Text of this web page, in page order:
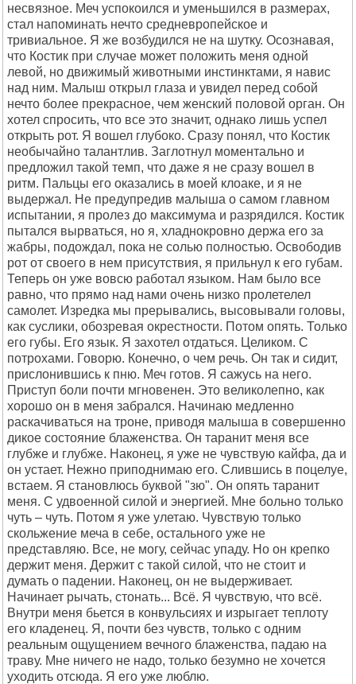
несвязное. Меч успокоился и уменьшился в размерах,
стал напоминать нечто средневропейское и
тривиальное. Я же возбудился не на шутку. Осознавая,
что Костик при случае может положить меня одной
левой, но движимый животными инстинктами, я навис
над ним. Малыш открыл глаза и увидел перед собой
нечто более прекрасное, чем женский половой орган. Он
хотел спросить, что все это значит, однако лишь успел
открыть рот. Я вошел глубоко. Сразу понял, что Костик
необычайно талантлив. Заглотнул моментально и
предложил такой темп, что даже я не сразу вошел в
ритм. Пальцы его оказались в моей клоаке, и я не
выдержал. Не предупредив малыша о самом главном
испытании, я пролез до максимума и разрядился. Костик
пытался вырваться, но я, хладнокровно держа его за
жабры, подождал, пока не солью полностью. Освободив
рот от своего в нем присутствия, я прильнул к его губам.
Теперь он уже вовсю работал языком. Нам было все
равно, что прямо над нами очень низко пролетелел
самолет. Изредка мы прерывались, высовывали головы,
как суслики, обозревая окрестности. Потом опять. Только
его губы. Его язык. Я захотел отдаться. Целиком. С
потрохами. Говорю. Конечно, о чем речь. Он так и сидит,
прислонившись к пню. Меч готов. Я сажусь на него.
Приступ боли почти мгновенен. Это великолепно, как
хорошо он в меня забрался. Начинаю медленно
раскачиваться на троне, приводя малыша в совершенно
дикое состояние блаженства. Он таранит меня все
глубже и глубже. Наконец, я уже не чувствую кайфа, да и
он устает. Нежно приподнимаю его. Слившись в поцелуе,
встаем. Я становлюсь буквой "зю". Он опять таранит
меня. С удвоенной силой и энергией. Мне больно только
чуть – чуть. Потом я уже улетаю. Чувствую только
скольжение меча в себе, остального уже не
представляю. Все, не могу, сейчас упаду. Но он крепко
держит меня. Держит с такой силой, что не стоит и
думать о падении. Наконец, он не выдерживает.
Начинает рычать, стонать... Всё. Я чувствую, что всё.
Внутри меня бьется в конвульсиях и изрыгает теплоту
его кладенец. Я, почти без чувств, только с одним
реальным ощущением вечного блаженства, падаю на
траву. Мне ничего не надо, только безумно не хочется
уходить отсюда. Я его уже люблю.